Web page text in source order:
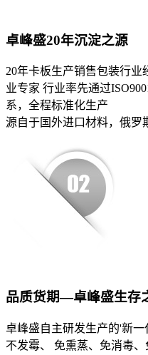
卓峰盛20年沉淀之源
20年卡板生产销售包装行
业专家 行业率先通过
系，全程标准化生产
源自于国外进口材料，俄罗
品质货期—卓峰盛生存
卓峰盛自主研发生产的'新一
不发霉、 免熏蒸、免消毒